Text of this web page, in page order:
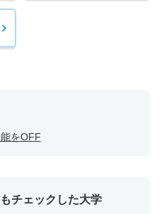
をOFF
チェックした大学